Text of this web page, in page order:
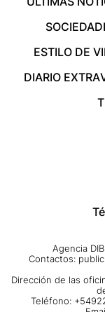
SOCIEDAD
ESTILO DE
DIARIO EXTRA
Agencia
Contactos:
Dirección de las
Teléfono: